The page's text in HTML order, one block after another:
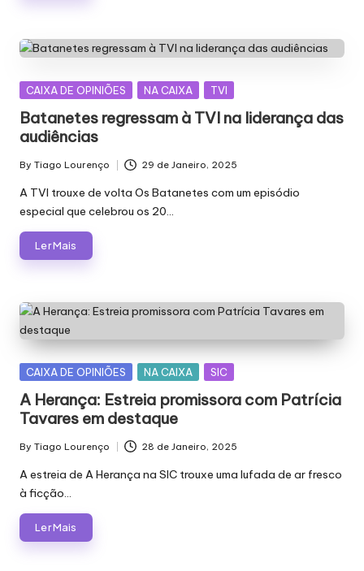
Posted
CAIXA DE OPINIÕES NA CAIXA TVI
Batanetes regressam à TVI na liderança das
audiências
Posted
by
By Tiago Lourenço 29 de Janeiro, 2025
A TVI trouxe de volta Os Batanetes com um episódio
especial que celebrou os 20…
Ler Mais
Posted
CAIXA DE OPINIÕES NA CAIXA SIC
A Herança: Estreia promissora com Patrícia
Tavares em destaque
Posted
by
By Tiago Lourenço 28 de Janeiro, 2025
A estreia de A Herança na SIC trouxe uma lufada de ar fresco
à ficção…
Ler Mais